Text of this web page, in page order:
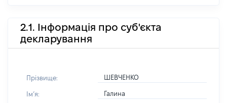
2.1. Інформація про суб'єкта
декларування
Прізвище: ШЕВЧЕНКО
Імʼя: Галина